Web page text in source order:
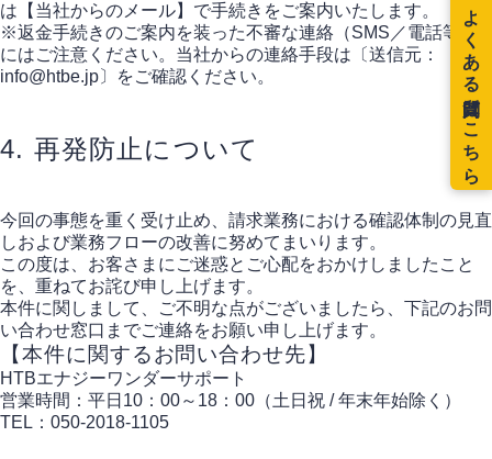
は【当社からのメール】で手続きをご案内いたします。
※返金手続きのご案内を装った不審な連絡（SMS／電話等）
にはご注意ください。当社からの連絡手段は〔送信元：
info@htbe.jp〕をご確認ください。
4. 再発防止について
今回の事態を重く受け止め、請求業務における確認体制の見直
しおよび業務フローの改善に努めてまいります。
この度は、お客さまにご迷惑とご心配をおかけしましたこと
を、重ねてお詫び申し上げます。
本件に関しまして、ご不明な点がございましたら、下記のお問
い合わせ窓口までご連絡をお願い申し上げます。
【本件に関するお問い合わせ先】
HTBエナジーワンダーサポート
営業時間：平日10：00～18：00（土日祝 / 年末年始除く）
TEL：050-2018-1105